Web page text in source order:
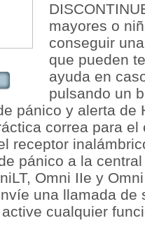
mayores o
conseguir
que pueden
ayuda en
pulsando un
pánico y alerta de
correa para
receptor
pánico a la
Omni IIe y
una llamada de
cualquier